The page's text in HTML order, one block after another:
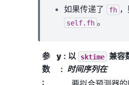
如果传递了
fh
self.fh 。
参
数
:
y : 以 sktime 兼容
时间序列在